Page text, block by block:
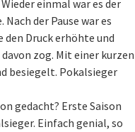
einmal war es der
der Pause war es
den Druck erhöhte und
zog. Mit einer kurzen
besiegelt. Pokalsieger
gedacht? Erste Saison
Einfach genial, so